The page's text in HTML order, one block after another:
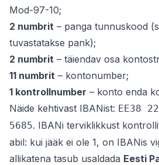
Mod-97-10;
2 numbrit – panga tunnuskood
tuvastatakse pank);
2 numbrit – täiendav osa
11 numbrit – kontonumber;
1 kontrollnumber – konto enda
Näide kehtivast IBANist: EE38
5685. IBANi terviklikkust
abil: kui jääk ei ole 1, on IBANis
allikatena tasub usaldada Eesti